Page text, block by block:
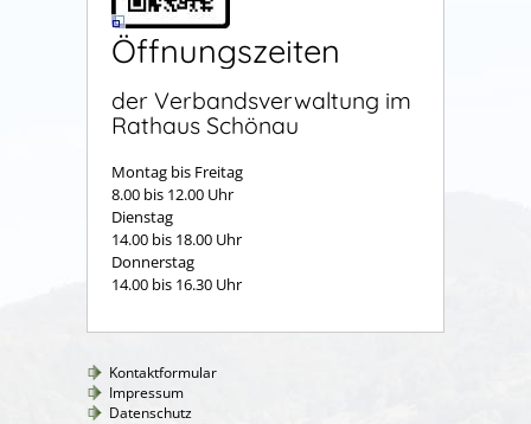
Öffnungszeiten
der Verbandsverwaltung im
Rathaus Schönau
Montag bis Freitag
8.00 bis 12.00 Uhr
Dienstag
14.00 bis 18.00 Uhr
Donnerstag
14.00 bis 16.30 Uhr
Kontaktformular
Impressum
Datenschutz